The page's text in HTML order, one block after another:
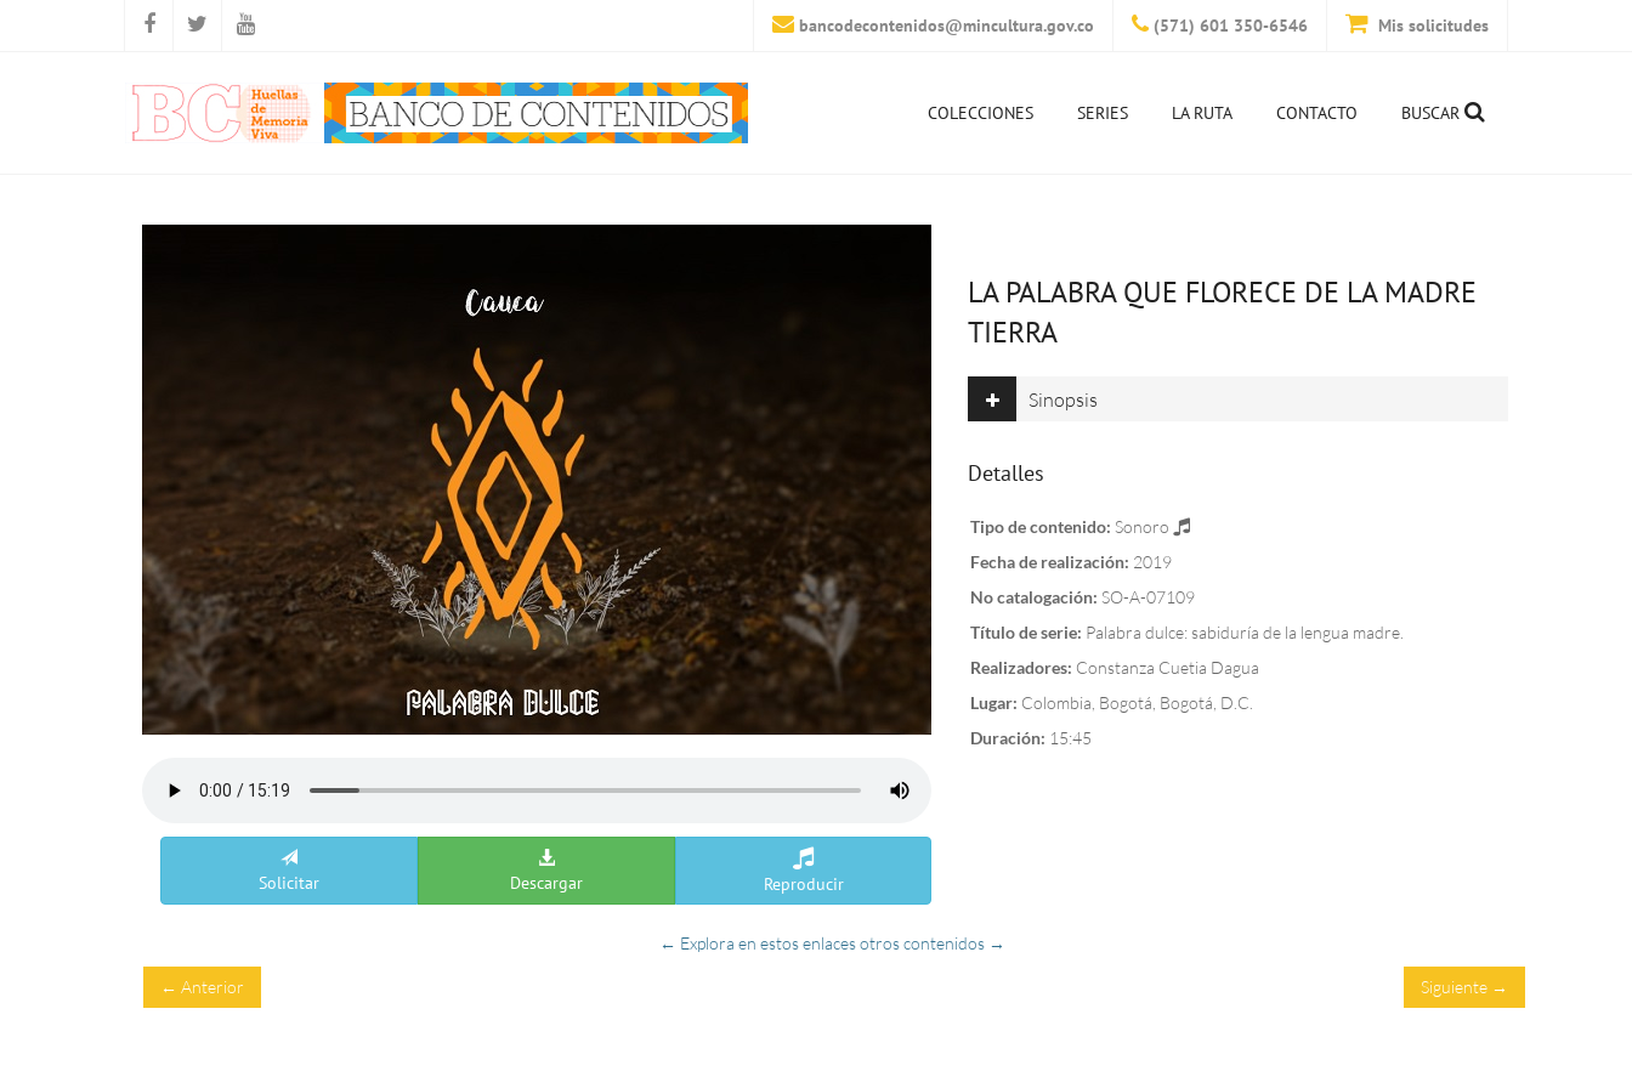
bancodecontenidos@mincultura.gov.co (571) 601 350-6546 Mis solicitudes
COLECCIONES SERIES LA RUTA CONTACTO BUSCAR
Solicitar Descargar Reproducir
LA PALABRA QUE FLORECE DE LA MADRE
TIERRA
Sinopsis
Detalles
Tipo de contenido: Sonoro
Fecha de realización: 2019
No catalogación: SO-A-07109
Título de serie: Palabra dulce: sabiduría de la lengua madre.
Realizadores: Constanza Cuetia Dagua
Lugar: Colombia, Bogotá, Bogotá, D.C.
Duración: 15:45
← Anterior
← Explora en estos enlaces otros contenidos →
Siguiente →